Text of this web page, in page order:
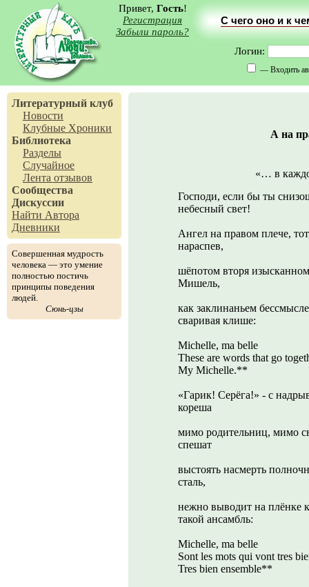
Привет, Гость!
Регистрация
Забыли пароль?
С чего оно и к
Логин:
— Входить
Литературный клуб
Новости
Клубные Хроники
Библиотека
Разделы
Случайное
Лента отзывов
Сообщества
Дискуссии
Найти Автора
Дневники
Совершенная мудрость
человека — это умение
полностью постичь
принципы поведения
людей.
Сюнь-цзы
А на
«… в
Господи, если бы ты
небесный свет!
Ангел на правом плече,
нараспев,
шёпотом вторя
Мишель,
как заклинаньем
сваривая клише:
Michelle, ma belle
These are words that go
My Michelle.**
«Гарик! Серёга!» - с
кореша
мимо родительниц, мимо
спешат
выстоять насмерть
сталь,
нежно выводит на плёнке
такой ансамбль:
Michelle, ma belle
Sont les mots qui vont tres
Tres bien ensemble**